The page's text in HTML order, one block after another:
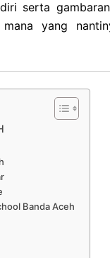
serta
yang
Banda Aceh